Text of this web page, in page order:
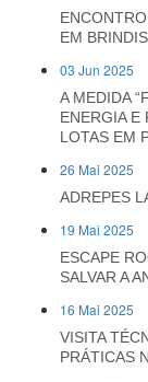
EM
03 Jun 2025
A MEDIDA
ENERGIA E
LOTAS EM
26 Mai 2025
ADREPES
19 Mai 2025
ESCAPE
SALVAR A
16 Mai 2025
VISITA
PRÁTICAS